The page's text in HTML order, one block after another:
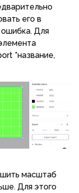
его в
Для
*название,
масштаб
Для этого